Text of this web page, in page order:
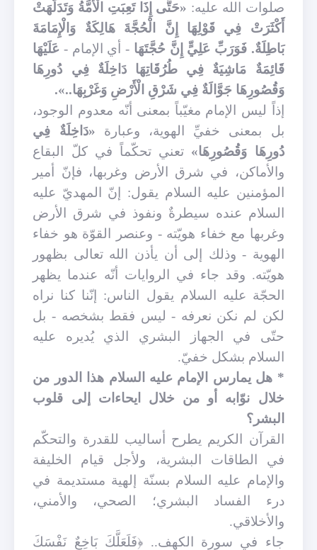
صلوات الله عليه: «حَتَّى إِذَا تَعِبَتِ الْأُمَّةُ وَتَدَلَّهَتْ
أَكْثَرَتْ فِي قَوْلِهَا إِنَّ الْحُجَّةَ هَالِكَةٌ وَالْإِمَامَةَ
بَاطِلَةٌ. فَوَرَبِّ عَلِيٍّ إِنَّ حُجَّتَهَا - أي الإمام -عَلَيْهَا
قَائِمَةٌ مَاشِيَةٌ فِي طُرُقَاتِهَا دَاخِلَةٌ فِي دُورِهَا
وَقُصُورِهَا جَوَّالَةٌ فِي شَرْقِ الْأَرْضِ وَغَرْبِهَا..».
إذاً ليس الإمام مغيّباً بمعنى أنّه معدوم الوجود،
بل بمعنى خفيِّ الهوية، وعبارة «دَاخِلَةٌ فِي
دُورِهَا وَقُصُورِهَا» تعني تحكّماً في كلّ البقاع
والأماكن، في شرق الأرض وغربها، فإنّ أمير
المؤمنين عليه السلام يقول: إنّ المهديّ عليه
السلام عنده سيطرةٌ ونفوذ في شرق الأرض
وغربها مع خفاء هويّته - وعنصر القوّة هو خفاء
الهوية - وذلك إلى أن يأذن الله تعالى بظهور
هويّته. وقد جاء في الروايات أنّه عندما يظهر
الحجّة عليه السلام يقول الناس: إنّنا كنا نراه
لكن لم نكن نعرفه - ليس فقط بشخصه - بل
حتّى في الجهاز البشري الذي يُديره عليه
السلام بشكل خفيّ.
* هل يمارس الإمام عليه السلام هذا الدور من
خلال نوّابه أو من خلال ايحاءات إلى قلوب
البشر؟
القرآن الكريم يطرح أساليب للقدرة والتحكّم
في الطاقات البشرية، ولأجل قيام الخليفة
والإمام عليه السلام بسنّة إلهية مستديمة في
درء الفساد البشري؛ الصحي، والأمني،
والأخلاقي.
جاء في سورة الكهف.. ﴿فَلَعَلَّكَ بَاخِعٌ نَفْسَكَ